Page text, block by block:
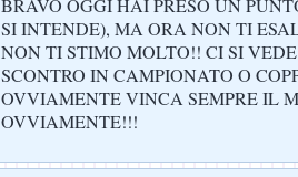
BRAVO OGGI HAI PRESO UN
SI INTENDE), MA ORA NON TI
NON TI STIMO MOLTO!! CI SI
SCONTRO IN CAMPIONATO O
OVVIAMENTE VINCA SEMPRE IL
OVVIAMENTE!!!